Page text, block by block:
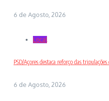
6 de Agosto, 2026
Local
PSD/Açores destaca reforço das
6 de Agosto, 2026